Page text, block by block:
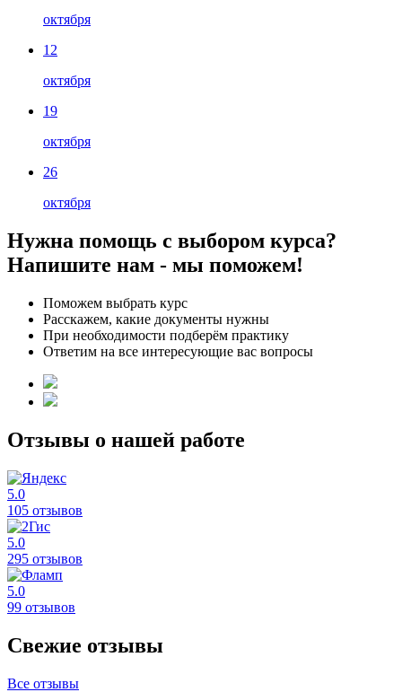
октября
12
октября
19
октября
26
октября
Нужна помощь с выбором курса?
Напишите нам - мы поможем!
Поможем выбрать курс
Расскажем, какие документы нужны
При необходимости подберём практику
Ответим на все интересующие вас вопросы
Отзывы о нашей работе
5.0
105 отзывов
5.0
295 отзывов
5.0
99 отзывов
Свежие отзывы
Все отзывы